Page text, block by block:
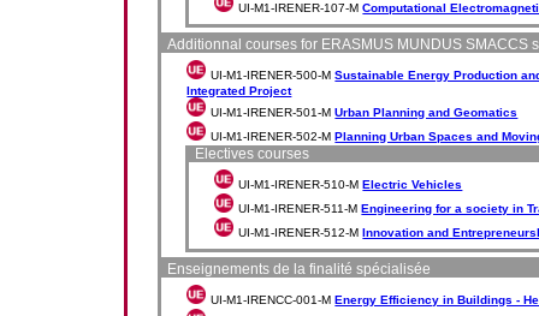
UI-M1-IRENER-107-MComputational
Additionnal courses for ERASMUS MUNDUS SMACCS
UI-M1-IRENER-500-MSustainable Energy Production
Integrated Project
UI-M1-IRENER-501-MUrban Planning and Geomatics
UI-M1-IRENER-502-MPlanning Urban Spaces and
Electives courses
UI-M1-IRENER-510-MElectric Vehicles
UI-M1-IRENER-511-MEngineering for a society in
UI-M1-IRENER-512-MInnovation and
Enseignements de la finalité spécialisée
UI-M1-IRENCC-001-MEnergy Efficiency in Buildings -